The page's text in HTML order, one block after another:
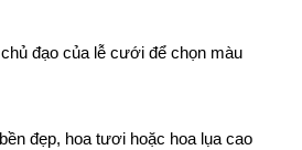
đạo của lễ cưới để chọn màu
đẹp, hoa tươi hoặc hoa lụa cao